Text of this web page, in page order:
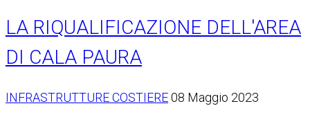
LA RIQUALIFICAZIONE DELL'AREA
DI CALA PAURA
INFRASTRUTTURE COSTIERE08 Maggio 2023